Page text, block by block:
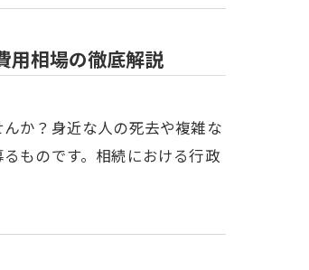
用相場の徹底解説
か？身近な人の死去や複雑な
ものです。相続における行政